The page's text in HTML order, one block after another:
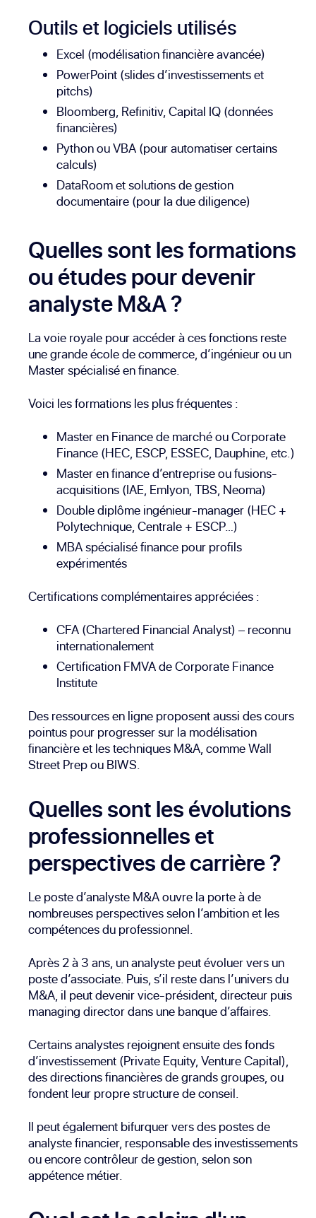
Outils et logiciels utilisés
Excel (modélisation financière avancée)
PowerPoint (slides d’investissements et
pitchs)
Bloomberg, Refinitiv, Capital IQ (données
financières)
Python ou VBA (pour automatiser certains
calculs)
DataRoom et solutions de gestion
documentaire (pour la due diligence)
Quelles sont les formations
ou études pour devenir
analyste M&A ?
La voie royale pour accéder à ces fonctions reste
une grande école de commerce, d’ingénieur ou un
Master spécialisé en finance.
Voici les formations les plus fréquentes :
Master en Finance de marché ou Corporate
Finance (HEC, ESCP, ESSEC, Dauphine, etc.)
Master en finance d’entreprise ou fusions-
acquisitions (IAE, Emlyon, TBS, Neoma)
Double diplôme ingénieur-manager (HEC +
Polytechnique, Centrale + ESCP…)
MBA spécialisé finance pour profils
expérimentés
Certifications complémentaires appréciées :
CFA (Chartered Financial Analyst) – reconnu
internationalement
Certification FMVA deCorporate Finance
Institute
Des ressources en ligne proposent aussi des cours
pointus pour progresser sur la modélisation
financière et les techniques M&A, commeWall
Street Prepou BIWS.
Quelles sont les évolutions
professionnelles et
perspectives de carrière ?
Le poste d’analyste M&A ouvre la porte à de
nombreuses perspectives selon l’ambition et les
compétences du professionnel.
Après 2 à 3 ans, un analyste peut évoluer vers un
poste d’associate. Puis, s’il reste dans l’univers du
M&A, il peut devenir vice-président, directeur puis
managing director dans une banque d’affaires.
Certains analystes rejoignent ensuite des fonds
d’investissement (Private Equity, Venture Capital),
des directions financières de grands groupes, ou
fondent leur propre structure de conseil.
Il peut également bifurquer vers des postes de
analyste financier, responsable des investissements
ou encorecontrôleur de gestion, selon son
appétence métier.